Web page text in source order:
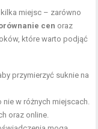
miejsc – zarówno
cen oraz
które warto podjąć
przymierzyć suknie na
nie w różnych miejscach.
oraz online.